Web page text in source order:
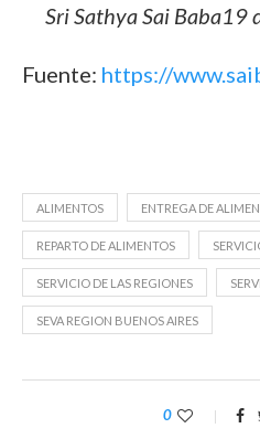
Sri Sathya Sai Baba19
Fuente: https://
ALIMENTOS ENTREGA DE
REPARTO DE ALIMENTOS
SERVICIO DE LAS REGIONES
SEVA REGION BUENOS AIRES
0